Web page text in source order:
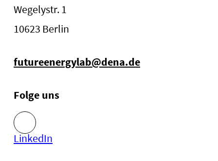
Wegelystr. 1
10623 Berlin
futureenergylab@dena.de
Folge uns
LinkedIn